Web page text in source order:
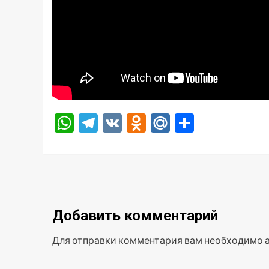
WhatsApp
Telegram
VK Odnoklassniki
Mail.Ru
Добавить комментарий
Для отправки комментария вам необходимо